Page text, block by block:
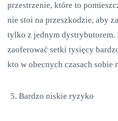
przestrzenie, które to
nie stoi na przeszkodzie, aby
tylko z jednym dystrybutorem.
zaoferować setki tysięcy
kto w obecnych czasach sobie
Bardzo niskie ryzyko